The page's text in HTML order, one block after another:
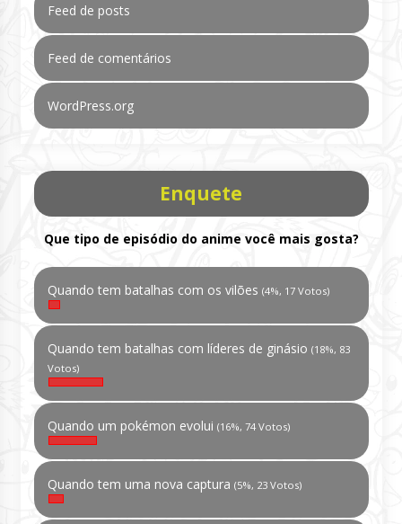
Feed de posts
Feed de comentários
WordPress.org
Enquete
Que tipo de episódio do anime você mais gosta?
Quando tem batalhas com os vilões (4%, 17 Votos)
Quando tem batalhas com líderes de ginásio (18%, 83
Votos)
Quando um pokémon evolui (16%, 74 Votos)
Quando tem uma nova captura (5%, 23 Votos)